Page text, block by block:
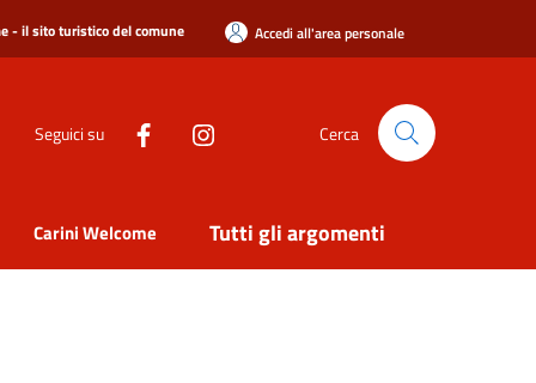
- il sito turistico del comune Accedi all'area personale
Seguici su Cerca
Carini Welcome Tutti gli argomenti